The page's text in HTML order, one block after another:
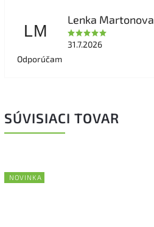
LM
Lenka Martonova
31.7.2026
Odporúčam
SÚVISIACI TOVAR
NOVINKA